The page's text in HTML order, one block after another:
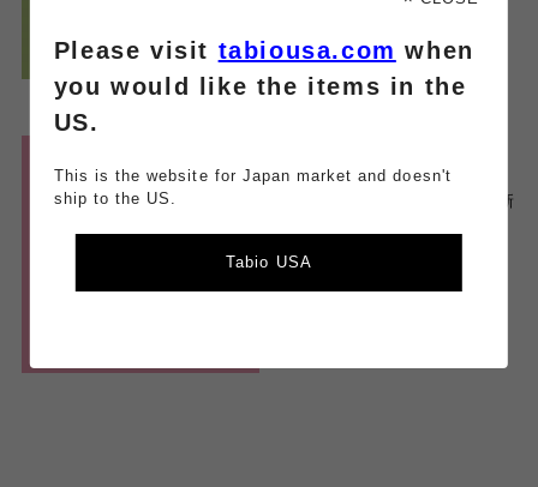
をご確認くだ
さいませ！
Instagram
コーデやおすすめ商品も更新
Please visit tabiousa.com when
you would like the items in the
US.
This is the website for Japan market and doesn't
ship to the US.
Tabio USA